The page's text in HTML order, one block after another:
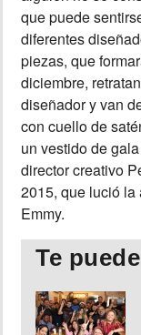
que puede
diferentes
piezas, que
diciembre,
diseñador y van
con cuello de
un vestido de
director creativo
2015, que lució
Emmy.
Te